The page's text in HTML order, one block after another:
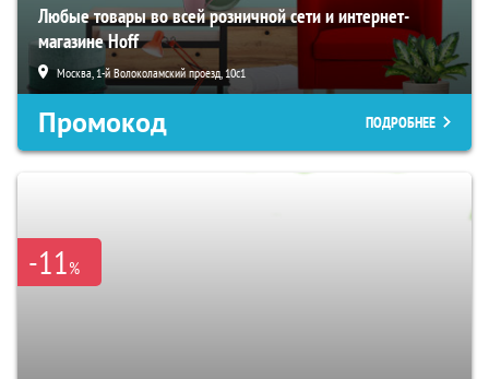
Любые товары во всей розничной сети и интернет-
магазине Hoff
Москва, 1-й Волоколамский проезд, 10с1
Промокод ПОДРОБНЕЕ
-11%